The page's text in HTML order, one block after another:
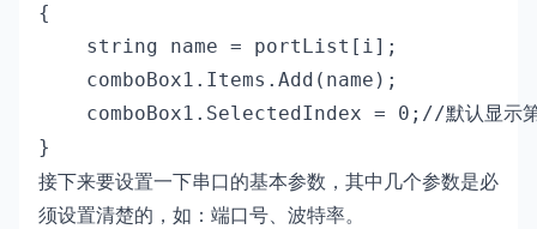
{
    string name = portList[i];
    comboBox1.Items.Add(name);
comboBox1.SelectedIndex = 0;//默认显示
}
接下来要设置一下串口的基本参数，其中几个参数是必
须设置清楚的，如：端口号、波特率。